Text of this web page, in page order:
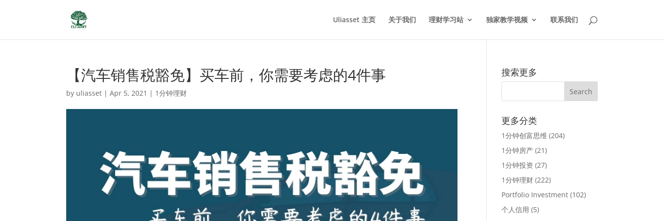
Uliasset 主页 关于我们 理财学习站 独家教学视频 联系我们
【汽车销售税豁免】买车前，你需要考虑的4件事
by uliasset |Apr 5, 2021 | 1分钟理财
搜索更多
更多分类
1分钟创富思维 (204)
1分钟房产 (21)
1分钟投资 (27)
1分钟理财 (222)
Portfolio Investment (102)
个人信用 (5)